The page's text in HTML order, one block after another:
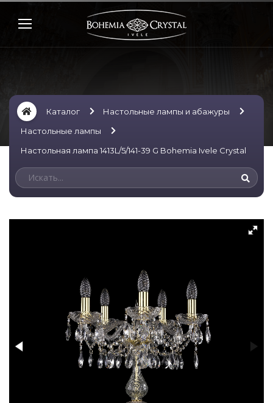
Каталог
Настольные лампы и абажуры
Настольные лампы
Настольная лампа 1413L/5/141-39 G Bohemia Ivele Crystal